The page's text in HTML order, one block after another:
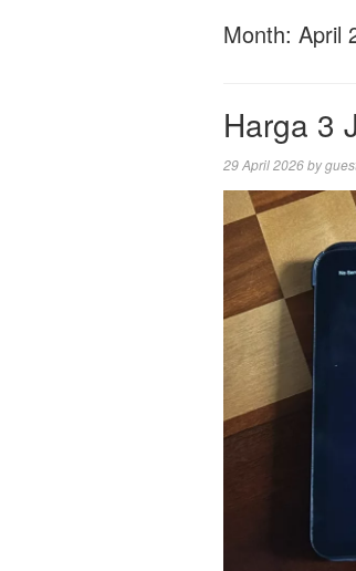
Month: April
Harga 3
29 April 2026by